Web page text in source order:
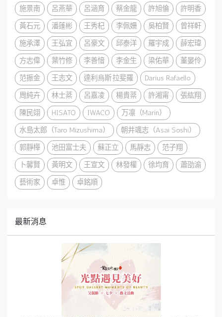
施景南
呂燕華 呂涵育 蔡金龍 許旭倫
許明香
黃石元
潘蓬彬 王秀杞 李佩姍 吳柏賢
曾祥軒
施承澤
王弘宜 呂豪文 邱泰洋 羅宇成
薛宏瑋
方志偉
葉竹修 李善愔 李金生 梁佑華
董晏伶
范振金
王志文 達利烏斯·拉斐羅
Darius Rafaello
周純卉
林士棻 呂嘉凌 楊貴棻 許湘甯
張紘翔
陳民翊
HISATO IWACO
万凛（Marin）
水島太郎（Taro Mizushima）
朝井颯志（Asai Soshi）
郭靜樺
池田富士夫 蘇正立 馬靜志
范子翔
卜馨賢
黃明文 王宣文 林發權 徐均育
蕭劭渝
藝術家
卓惟 卓銘順
最新消息